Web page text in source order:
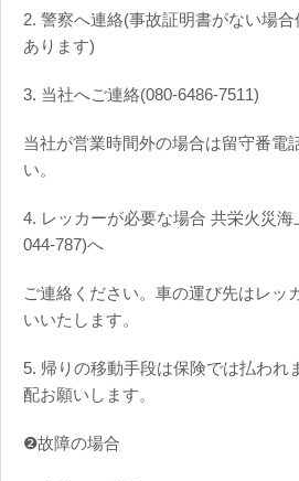
2. 警察へ連絡(事故証明書がない場
あります)
3. 当社へご連絡(080-6486-7511)
当社が営業時間外の場合は留守番電
い。
4. レッカーが必要な場合 共栄火災
044-787)へ
ご連絡ください。車の運び先はレッ
いいたします。
5. 帰りの移動手段は保険では払われ
配お願いします。
❷故障の場合